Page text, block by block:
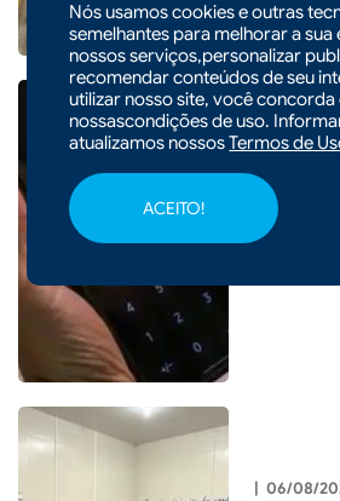
Nós usamos cookies e outras
semelhantes para melhorar a sua
nossos serviços,personalizar
recomendar conteúdos de seu
utilizar nosso site, você
nossascondições de uso.
atualizamos nossosTermos de
ACEITO!
|
| 06/08/